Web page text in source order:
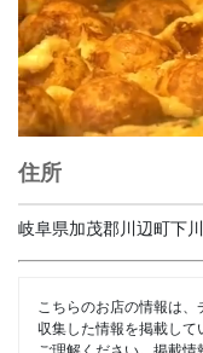
住所
岐阜県加茂郡川辺町下
こちらのお店の情報は
収集した情報を掲載して